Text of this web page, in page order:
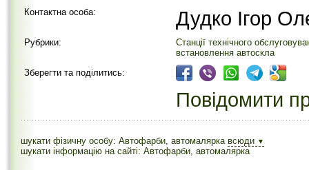
Контактна особа: Дудко Ігор
Рубрики:
Станції технічного
встановлення автоскла
Зберегти та поділитись:
Повідомити
шукати фізичну особу: Автофарби, автомалярка всюди ▼
шукати інформацію на сайті: Автофарби, автомалярка